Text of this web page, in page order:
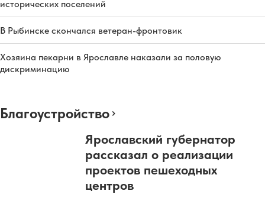
исторических поселений
В Рыбинске скончался ветеран-фронтовик
Хозяина пекарни в Ярославле наказали за половую
дискриминацию
Благоустройство
Ярославский губернатор
рассказал о реализации
проектов пешеходных
центров